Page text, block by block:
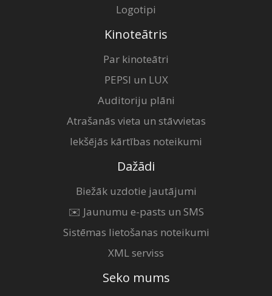
Logotipi
Kinoteātris
Par kinoteātri
PEPSI un LUX
Auditoriju plāni
Atrašanās vieta un stāvvietas
Iekšējās kārtības noteikumi
Dažādi
Biežāk uzdotie jautājumi
✉️ Jaunumu e-pasts un SMS
Sistēmas lietošanas noteikumi
XML serviss
Seko mums